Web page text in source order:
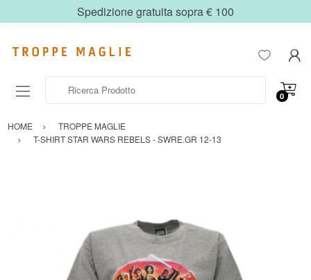
Spedizione gratuita sopra € 100
0
HOME
TROPPE MAGLIE
T-SHIRT STAR WARS REBELS - SWRE.GR 12-13